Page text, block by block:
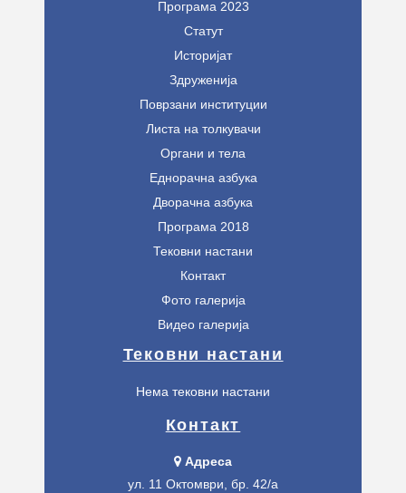
Програма 2023
Статут
Историјат
Здруженија
Поврзани институции
Листа на толкувачи
Органи и тела
Еднорачна азбука
Дворачна азбука
Програма 2018
Тековни настани
Контакт
Фото галерија
Видео галерија
Тековни настани
Нема тековни настани
Контакт
Адреса
ул. 11 Октомври, бр. 42/а